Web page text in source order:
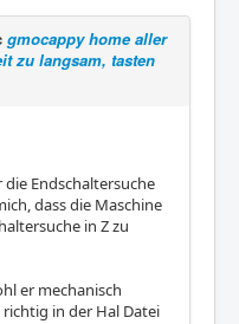
gmocappy home aller
zu langsam, tasten
Endschaltersuche
dass die Maschine
in Z zu
er mechanisch
in der Hal Datei